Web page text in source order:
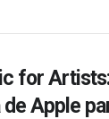
for
Apple